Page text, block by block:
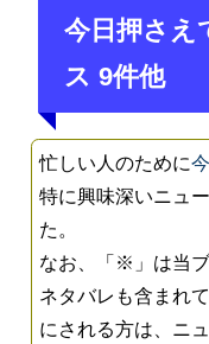
今日押さえ
ス 9件他
忙しい人のために
特に興味深いニュ
た。
なお、「※」は当ブ
ネタバレも含まれ
にされる方は、ニ